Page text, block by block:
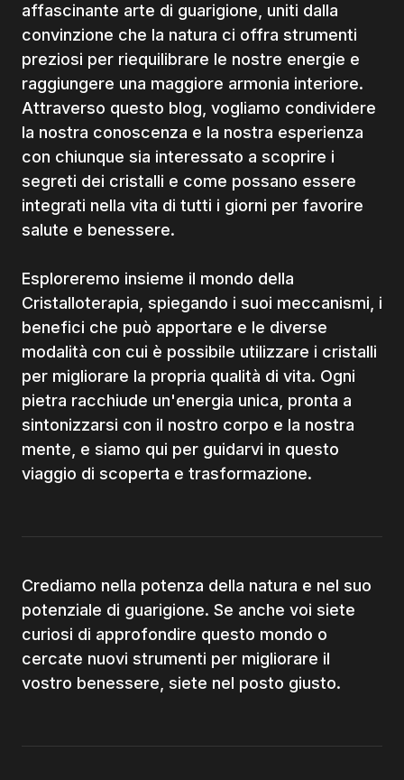
affascinante arte di guarigione, uniti dalla
convinzione che la natura ci offra strumenti
preziosi per riequilibrare le nostre energie e
raggiungere una maggiore armonia interiore.
Attraverso questo blog, vogliamo condividere
la nostra conoscenza e la nostra esperienza
con chiunque sia interessato a scoprire i
segreti dei cristalli e come possano essere
integrati nella vita di tutti i giorni per favorire
salute e benessere.
Esploreremo insieme il mondo della
Cristalloterapia, spiegando i suoi meccanismi, i
benefici che può apportare e le diverse
modalità con cui è possibile utilizzare i cristalli
per migliorare la propria qualità di vita. Ogni
pietra racchiude un'energia unica, pronta a
sintonizzarsi con il nostro corpo e la nostra
mente, e siamo qui per guidarvi in questo
viaggio di scoperta e trasformazione.
Crediamo nella potenza della natura e nel suo
potenziale di guarigione. Se anche voi siete
curiosi di approfondire questo mondo o
cercate nuovi strumenti per migliorare il
vostro benessere, siete nel posto giusto.